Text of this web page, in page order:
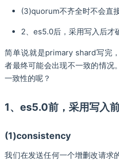
(3)quorum不齐全时不会直
2、es5.0后，采用写入后才
简单说就是primary shard写完
者最终可能会出现不一致的情况
一致性的呢？
1、es5.0前，采用写入
(1)consistency
我们在发送任何一个增删改请